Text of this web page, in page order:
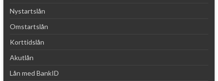
Nystartslån
Omstartslån
Korttidslån
Akutlån
Lån med BankID